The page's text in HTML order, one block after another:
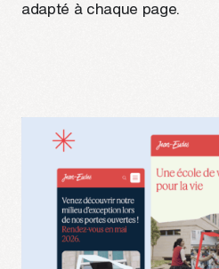
adapté à chaque page.